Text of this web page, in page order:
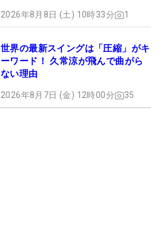
2026年8月8日 (土) 10時33分 1
世界の最新スイングは「圧縮」がキ
ーワード！ 久常涼が飛んで曲がら
ない理由
2026年8月7日 (金) 12時00分 35